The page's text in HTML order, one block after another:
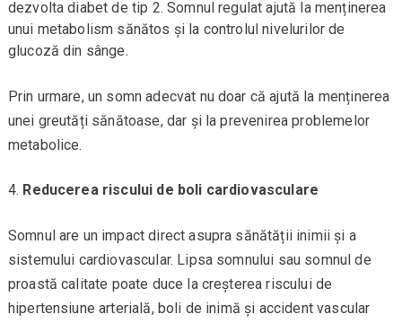
dezvolta diabet de tip 2. Somnul regulat ajută la menținerea
unui metabolism sănătos și la controlul nivelurilor de
glucoză din sânge.
Prin urmare, un somn adecvat nu doar că ajută la menținerea
unei greutăți sănătoase, dar și la prevenirea problemelor
metabolice.
Reducerea riscului de boli cardiovasculare
Somnul are un impact direct asupra sănătății inimii și a
sistemului cardiovascular. Lipsa somnului sau somnul de
proastă calitate poate duce la creșterea riscului de
hipertensiune arterială, boli de inimă și accident vascular